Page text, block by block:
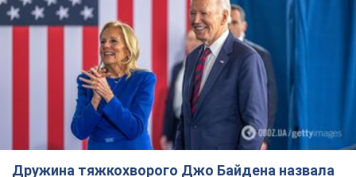
Дружина тяжкохворого Джо Байдена назвала
перший симптом, який сигналізував про його
"агресивний" рак
Спершу лікарі не надали цьому належної уваги
6.08.2026 12:46 15,6 т.
Відпустка Лесі Нікітюк у Карпатах
обернулася скандалом: чому ведучу